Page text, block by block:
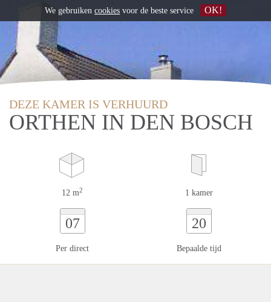
DEZE KAMER IS VERHUURD
ORTHEN IN DEN BOSCH
12 m2 1 kamer
07
Per direct
20
Bepaalde tijd
We gebruiken cookies voor de beste service OK!